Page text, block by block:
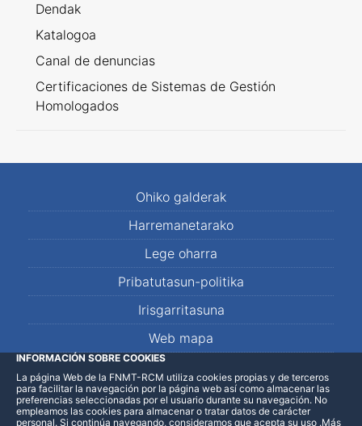
Dendak
Katalogoa
Canal de denuncias
Certificaciones de Sistemas de Gestión
Homologados
Ohiko galderak
Harremanetarako
Lege oharra
Pribatutasun-politika
Irisgarritasuna
Web mapa
LinkedInFacebookWhatsApp
INFORMACIÓN SOBRE COOKIES
La página Web de la FNMT-RCM utiliza cookies propias y de terceros
para facilitar la navegación por la página web así como almacenar las
preferencias seleccionadas por el usuario durante su navegación. No
empleamos las cookies para almacenar o tratar datos de carácter
personal. Si continúa navegando, consideramos que acepta su uso .Más